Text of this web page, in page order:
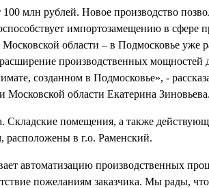
млн рублей. Новое производство
импортозамещению в сфере
области – в Подмосковье уже
производственных
созданном в Подмосковье», -
области Екатерина Зиновьева.
Складские помещения, а также
расположены в г.о. Раменский.
автоматизацию производственных
пожеланиям заказчика. Мы рады,